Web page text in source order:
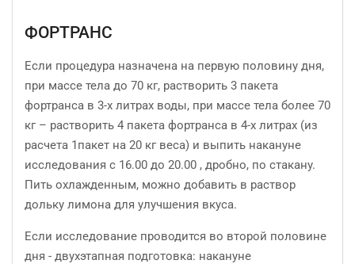
ФОРТРАНС
Если процедура назначена на первую половину дня,
при массе тела до 70 кг, растворить 3 пакета
фортранса в 3-х литрах воды, при массе тела более 70
кг – растворить 4 пакета фортранса в 4-х литрах (из
расчета 1пакет на 20 кг веса) и выпить накануне
исследования с 16.00 до 20.00 , дробно, по стакану.
Пить охлажденным, можно добавить в раствор
дольку лимона для улучшения вкуса.
Если исследование проводится во второй половине
дня - двухэтапная подготовка: накануне